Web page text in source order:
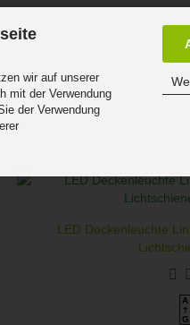
wir auf unserer
mit der Verwendung
der Verwendung
LED Deckenleuchte
A
G